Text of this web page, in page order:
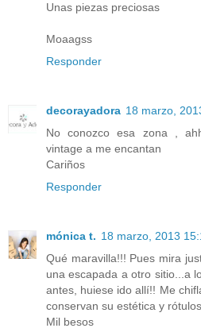
Unas piezas preciosas
Moaagss
Responder
decorayadora 18 marzo,
No conozco esa zona ,
vintage a me encantan
Cariños
Responder
mónica t. 18 marzo, 2013
Qué maravilla!!! Pues mira
una escapada a otro sitio...a
antes, huiese ido allí!! Me
conservan su estética y rótulos
Mil besos